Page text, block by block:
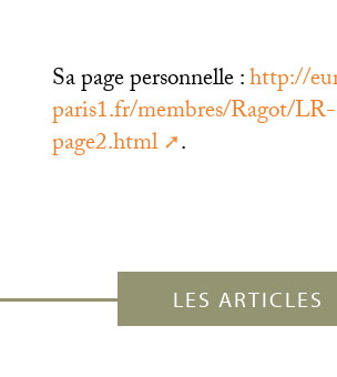
Sa page personnelle :http://
paris1.fr/membres/Ragot/LR-
page2.html
.
LES ARTICLES